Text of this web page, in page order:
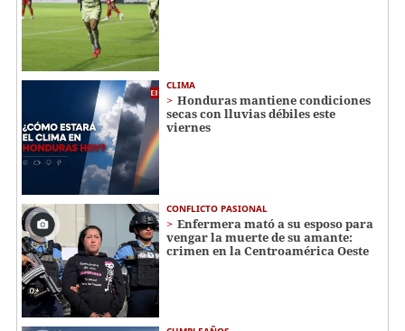
CLIMA
Honduras mantiene condiciones
secas con lluvias débiles este
viernes
CONFLICTO PASIONAL
Enfermera mató a su esposo para
vengar la muerte de su amante:
crimen en la Centroamérica Oeste